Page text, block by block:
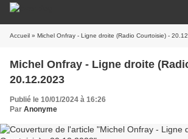
Accueil » Michel Onfray - Ligne droite (Radio Courtoisie) -
Michel Onfray - Ligne droite
20.12.2023
Publié le 10/01/2024 à 16:26
Par Anonyme